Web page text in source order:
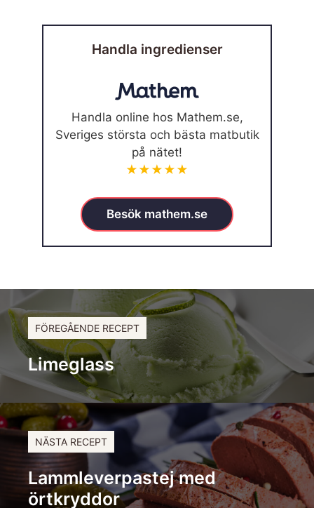
Handla ingredienser
Handla online hos Mathem.se,
Sveriges största och bästa matbutik
på nätet!
★★★★★
Besök mathem.se
FÖREGÅENDE RECEPT
Limeglass
NÄSTA RECEPT
Lammleverpastej med
örtkryddor